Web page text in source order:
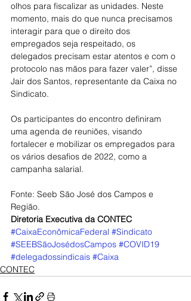
olhos para fiscalizar as unidades. Neste
momento, mais do que nunca precisamos
interagir para que o direito dos
empregados seja respeitado, os
delegados precisam estar atentos e com o
protocolo nas mãos para fazer valer”, disse
Jair dos Santos, representante da Caixa no
Sindicato.
Os participantes do encontro definiram
uma agenda de reuniões, visando
fortalecer e mobilizar os empregados para
os vários desafios de 2022, como a
campanha salarial.
Fonte: Seeb São José dos Campos e
Região.
Diretoria Executiva da CONTEC
#CaixaEconômicaFederal #Sindicato
#SEEBSãoJosédosCampos #COVID19
#delegadossindicais #Caixa
CONTEC